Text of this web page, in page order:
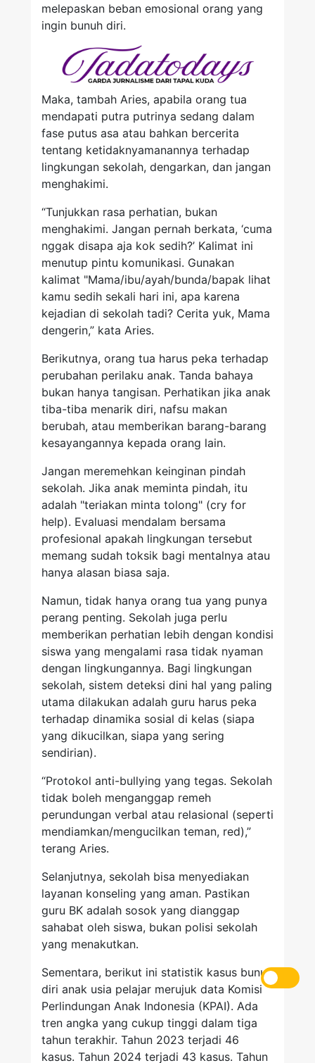
melepaskan beban emosional orang yang
ingin bunuh diri.
Maka, tambah Aries, apabila orang tua
mendapati putra putrinya sedang dalam
fase putus asa atau bahkan bercerita
tentang ketidaknyamanannya terhadap
lingkungan sekolah, dengarkan, dan jangan
menghakimi.
“Tunjukkan rasa perhatian, bukan
menghakimi. Jangan pernah berkata, ‘cuma
nggak disapa aja kok sedih?’ Kalimat ini
menutup pintu komunikasi. Gunakan
kalimat "Mama/ibu/ayah/bunda/bapak lihat
kamu sedih sekali hari ini, apa karena
kejadian di sekolah tadi? Cerita yuk, Mama
dengerin,” kata Aries.
Berikutnya, orang tua harus peka terhadap
perubahan perilaku anak. Tanda bahaya
bukan hanya tangisan. Perhatikan jika anak
tiba-tiba menarik diri, nafsu makan
berubah, atau memberikan barang-barang
kesayangannya kepada orang lain.
Jangan meremehkan keinginan pindah
sekolah. Jika anak meminta pindah, itu
adalah "teriakan minta tolong" (cry for
help). Evaluasi mendalam bersama
profesional apakah lingkungan tersebut
memang sudah toksik bagi mentalnya atau
hanya alasan biasa saja.
Namun, tidak hanya orang tua yang punya
perang penting. Sekolah juga perlu
memberikan perhatian lebih dengan kondisi
siswa yang mengalami rasa tidak nyaman
dengan lingkungannya. Bagi lingkungan
sekolah, sistem deteksi dini hal yang paling
utama dilakukan adalah guru harus peka
terhadap dinamika sosial di kelas (siapa
yang dikucilkan, siapa yang sering
sendirian).
“Protokol anti-bullying yang tegas. Sekolah
tidak boleh menganggap remeh
perundungan verbal atau relasional (seperti
mendiamkan/mengucilkan teman, red),”
terang Aries.
Selanjutnya, sekolah bisa menyediakan
layanan konseling yang aman. Pastikan
guru BK adalah sosok yang dianggap
sahabat oleh siswa, bukan polisi sekolah
yang menakutkan.
Sementara, berikut ini statistik kasus bunuh
diri anak usia pelajar merujuk data Komisi
Perlindungan Anak Indonesia (KPAI). Ada
tren angka yang cukup tinggi dalam tiga
tahun terakhir. Tahun 2023 terjadi 46
kasus. Tahun 2024 terjadi 43 kasus. Tahun